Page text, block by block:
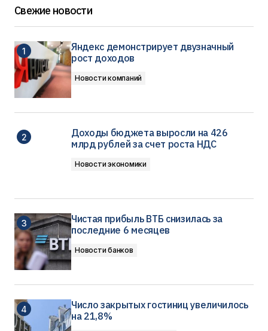
Свежие новости
Яндекс демонстрирует двузначный
рост доходов
Новости компаний
Доходы бюджета выросли на 426
млрд рублей за счет роста НДС
Новости экономики
Чистая прибыль ВТБ снизилась за
последние 6 месяцев
Новости банков
Число закрытых гостиниц увеличилось
на 21,8%